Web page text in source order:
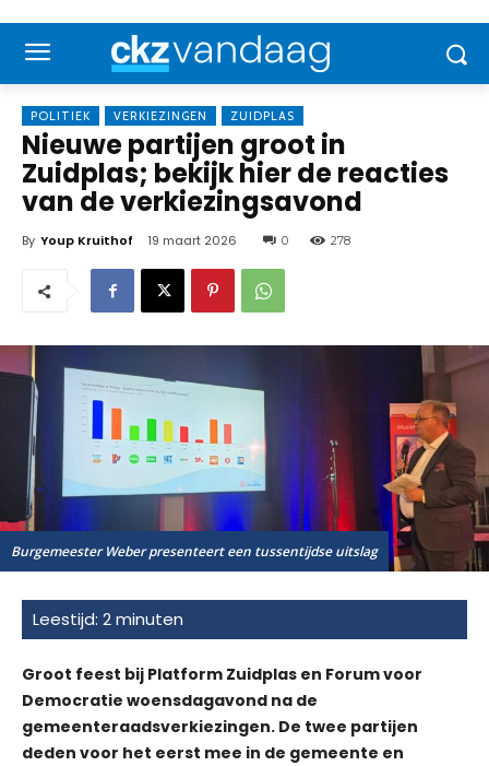
POLITIEK VERKIEZINGEN ZUIDPLAS
Nieuwe partijen groot in
Zuidplas; bekijk hier de reacties
van de verkiezingsavond
By Youp Kruithof 19 maart 2026 0 278
Burgemeester Weber presenteert een tussentijdse uitslag
Groot feest bij Platform Zuidplas en Forum voor
Democratie woensdagavond na de
gemeenteraadsverkiezingen. De twee partijen
deden voor het eerst mee in de gemeente en